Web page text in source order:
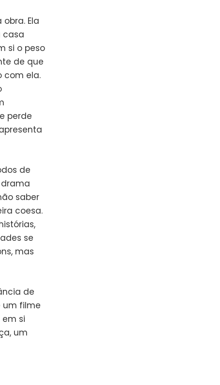
Ela
casa
si o peso
de que
com ela.
perde
de
saber
coesa.
se
mas
de
filme
si
um